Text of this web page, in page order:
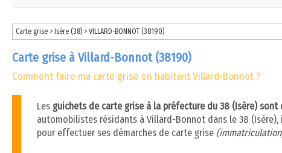
Carte grise > Isère (38)>VILLARD-BONNOT (38190)
Carte grise à Villard-Bonnot (38190)
Comment faire ma carte grise en habitant Villard-Bonnot ?
Les guichets de carte grise à la préfecture du 38 (Isère)
automobilistes résidants à Villard-Bonnot dans le 38
pour effectuer ses démarches de carte grise